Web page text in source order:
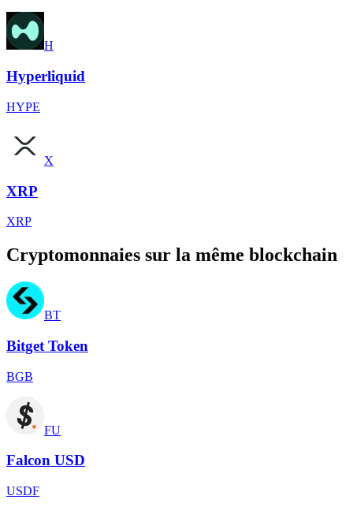
H
Hyperliquid
HYPE
X
XRP
XRP
Cryptomonnaies sur la même blockchain
BT
Bitget Token
BGB
FU
Falcon USD
USDF